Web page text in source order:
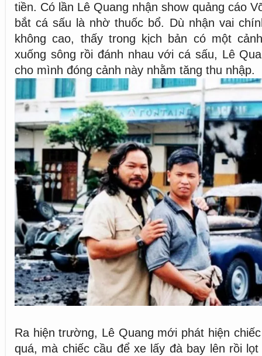
tiền. Có lần Lê Quang nhận show quảng cáo
bắt cá sấu là nhờ thuốc bổ. Dù nhận vai
không cao, thấy trong kịch bản có một
xuống sông rồi đánh nhau với cá sấu, Lê
cho mình đóng cảnh này nhằm tăng thu nhập.
Ra hiện trường, Lê Quang mới phát hiện
quá, mà chiếc cầu để xe lấy đà bay lên rồi